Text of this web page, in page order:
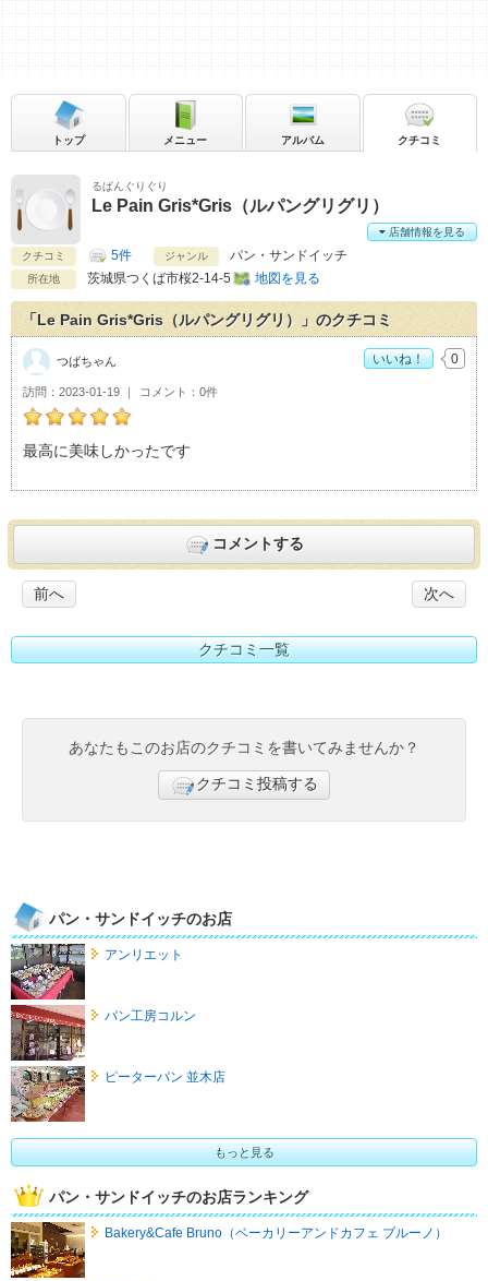
るぱんぐりぐり
Le Pain Gris*Gris（ルパングリグリ）
クチコミ 5件 ジャンル パン・サンドイッチ
所在地 茨城県つくば市桜2-14-5 地図を見る
店舗情報を見る
トップ メニュー アルバム クチコミ
「Le Pain Gris*Gris（ルパングリグリ）」のクチコミ
つばちゃんのLe Pain Gris*Gris（ルパングリグリ）おすすめ
最高に美味しかったです
訪問 2023-01-19 コメント 0件
つばちゃん いいね！ 0
コメントする
前へ 次へ
クチコミ一覧
あなたもこのお店のクチコミを書いてみませんか？
クチコミ投稿する
パン・サンドイッチのお店
アンリエット
パン工房コルン
ピーターパン 並木店
もっと見る
パン・サンドイッチのお店ランキング
Bakery&Cafe Bruno（ベーカリーアンドカフェ ブルーノ）